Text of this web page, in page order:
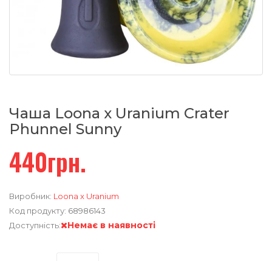
Чаша Loona x Uranium Crater
Phunnel Sunny
440грн.
Виробник: Loona x Uranium
Код продукту: 68986143
Доступність:
Немає в наявності